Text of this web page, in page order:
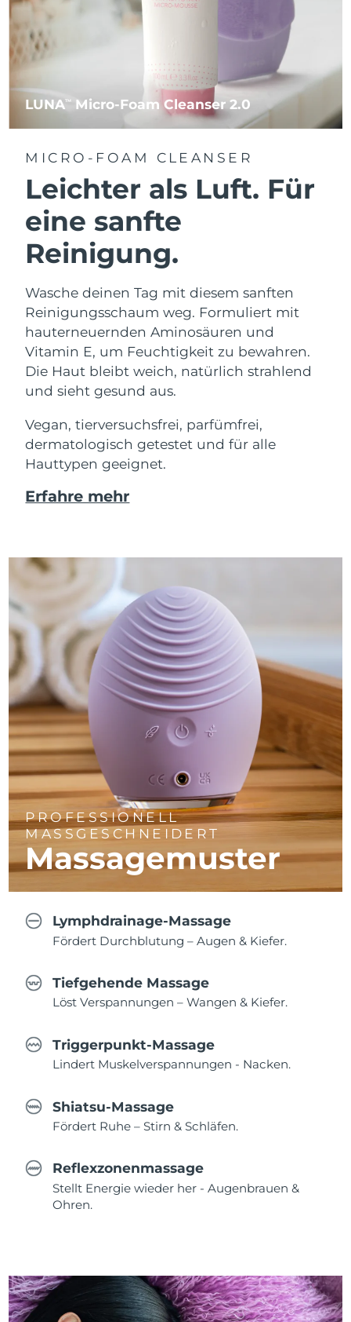
LUNATM Micro-Foam Cleanser 2.0
MICRO-FOAM CLEANSER
Leichter als Luft. Für
eine sanfte
Reinigung.
Wasche deinen Tag mit diesem sanften
Reinigungsschaum weg. Formuliert mit
hauterneuernden Aminosäuren und
Vitamin E, um Feuchtigkeit zu bewahren.
Die Haut bleibt weich, natürlich strahlend
und sieht gesund aus.
Vegan, tierversuchsfrei, parfümfrei,
dermatologisch getestet und für alle
Hauttypen geeignet.
Erfahre mehr
PROFESSIONELL
MASSGESCHNEIDERT
Massagemuster
Lymphdrainage-Massage
Fördert Durchblutung – Augen & Kiefer.
Tiefgehende Massage
Löst Verspannungen – Wangen & Kiefer.
Triggerpunkt-Massage
Lindert Muskelverspannungen - Nacken.
Shiatsu-Massage
Fördert Ruhe – Stirn & Schläfen.
Reflexzonenmassage
Stellt Energie wieder her - Augenbrauen &
Ohren.